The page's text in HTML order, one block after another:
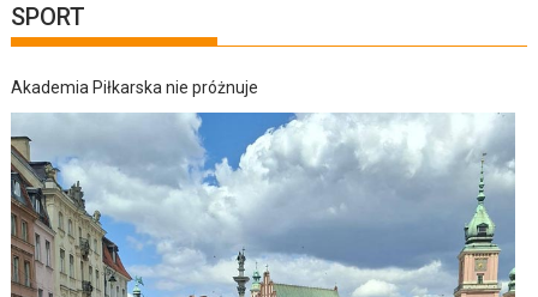
SPORT
Akademia Piłkarska nie próżnuje